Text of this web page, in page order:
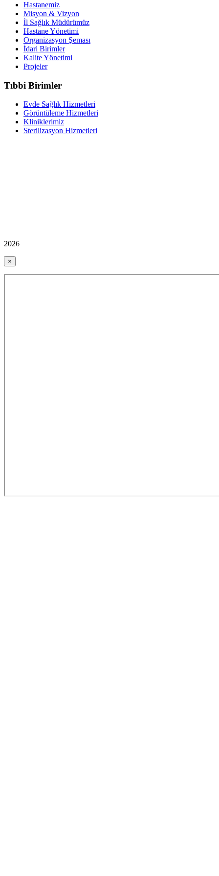
Hastanemiz
Misyon & Vizyon
İl Sağlık Müdürümüz
Hastane Yönetimi
Organizasyon Şeması
İdari Birimler
Kalite Yönetimi
Projeler
Tıbbi Birimler
Evde Sağlık Hizmetleri
Görüntüleme Hizmetleri
Kliniklerimiz
Sterilizasyon Hizmetleri
2026
×